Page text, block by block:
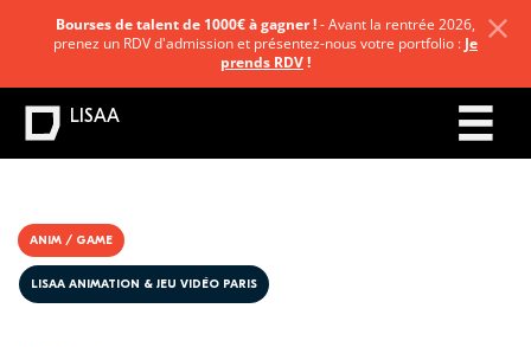
ANIM / GAME
LISAA ANIMATION & JEU VIDÉO PARIS
Bourses de talent de 1000€ à gagner !- Avant la rentrée 2026,
prenez un RDV d'admission et présentez-nous votre portfolio : Je
prends RDV!
LISAA